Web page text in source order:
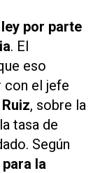
por parte
. El
eso
con el jefe
, sobre la
tasa de
Según
para la